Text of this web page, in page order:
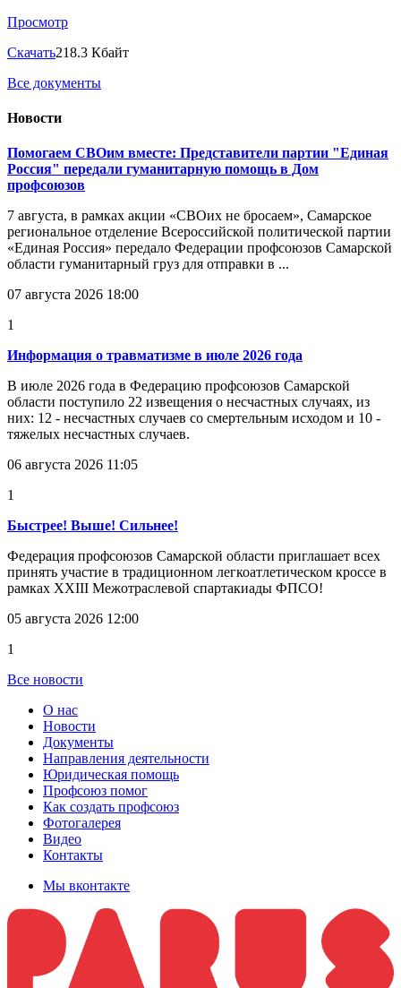
Просмотр
Скачать218.3 Кбайт
Все документы
Новости
Помогаем СВОим вместе: Представители партии "Единая
Россия" передали гуманитарную помощь в Дом
профсоюзов
7 августа, в рамках акции «СВОих не бросаем», Самарское
региональное отделение Всероссийской политической партии
«Единая Россия» передало Федерации профсоюзов Самарской
области гуманитарный груз для отправки в ...
07 августа 2026 18:00
1
Информация о травматизме в июле 2026 года
В июле 2026 года в Федерацию профсоюзов Самарской
области поступило 22 извещения о несчастных случаях, из
них: 12 - несчастных случаев со смертельным исходом и 10 -
тяжелых несчастных случаев.
06 августа 2026 11:05
1
Быстрее! Выше! Сильнее!
Федерация профсоюзов Самарской области приглашает всех
принять участие в традиционном легкоатлетическом кроссе в
рамках XXIII Межотраслевой спартакиады ФПСО!
05 августа 2026 12:00
1
Все новости
О нас
Новости
Документы
Направления деятельности
Юридическая помощь
Профсоюз помог
Как создать профсоюз
Фотогалерея
Видео
Контакты
Мы вконтакте